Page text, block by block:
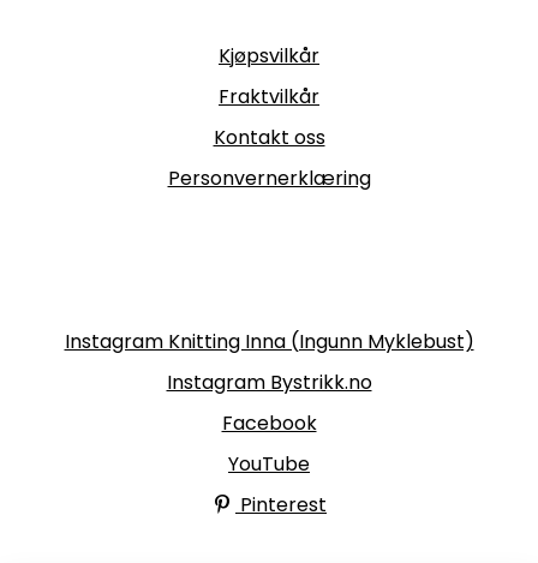
Kjøpsvilkår
Fraktvilkår
Kontakt oss
Personvernerklæring
Instagram Knitting Inna (Ingunn Myklebust)
Instagram Bystrikk.no
Facebook
YouTube
Pinterest